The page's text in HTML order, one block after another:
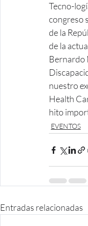
Tecno-
congreso
de la
de la
Bernardo
nuestro
Health
hito
EVENTOS
Entradas relacionadas